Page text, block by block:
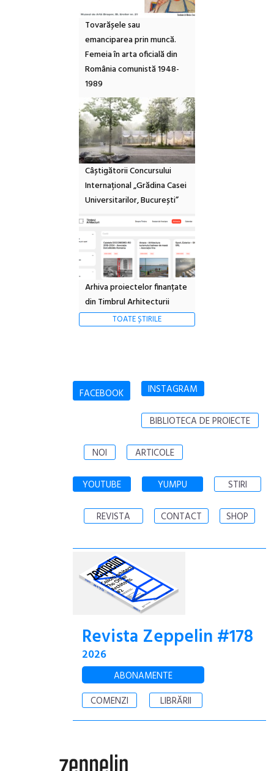
Tovarășele sau
emanciparea prin muncă.
Femeia în arta oficială din
România comunistă 1948-
1989
Câștigătorii Concursului
Internațional „Grădina Casei
Universitarilor, București”
Arhiva proiectelor finanțate
din Timbrul Arhitecturii
TOATE ȘTIRILE
FACEBOOK INSTAGRAM
BIBLIOTECA DE PROIECTE
NOI ARTICOLE
YOUTUBE YUMPU STIRI
REVISTA CONTACT SHOP
Revista Zeppelin #178
2026
ABONAMENTE
COMENZI
LIBRĂRII